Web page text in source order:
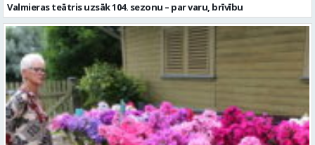
Valmieras teātris uzsāk 104. sezonu – par varu, brīvību